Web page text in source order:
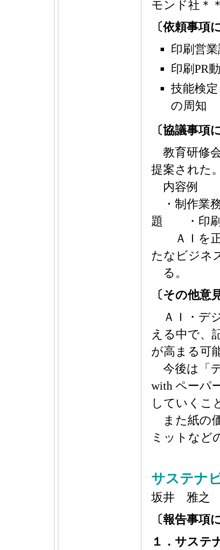
モンド社＊
〔依頼事項
印刷営
印刷PR
技能検
の周知
〔協議事項
教育研修
提案された
内容例
・制作業
題 ・印刷
ＡＩを正
たなビジネ
る。
〔その他意
ＡＩ・デ
える中で、
が高まる可
今後は「
with ペーパ
していくこ
また紙の
ミットなど
サステナ
坂井 雅之
〔報告事項
１．サステ